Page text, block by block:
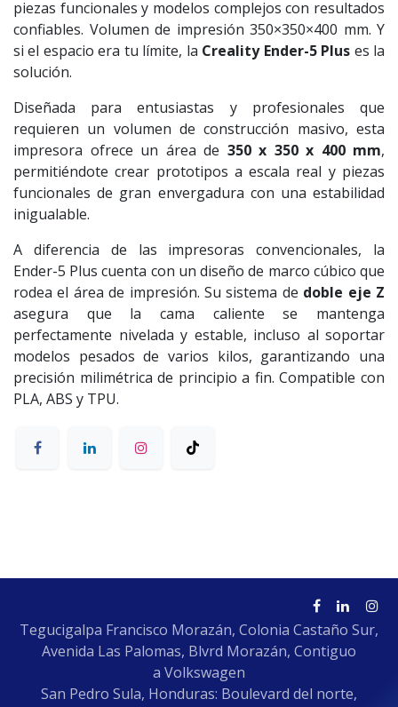
piezas funcionales y modelos complejos con resultados
confiables. Volumen de impresión 350×350×400 mm. Y
si el espacio era tu límite, la Creality Ender-5 Plus es la
solución.
Diseñada para entusiastas y profesionales que
requieren un volumen de construcción masivo, esta
impresora ofrece un área de 350 x 350 x 400 mm,
permitiéndote crear prototipos a escala real y piezas
funcionales de gran envergadura con una estabilidad
inigualable.
A diferencia de las impresoras convencionales, la
Ender-5 Plus cuenta con un diseño de marco cúbico que
rodea el área de impresión. Su sistema de doble eje Z
asegura que la cama caliente se mantenga
perfectamente nivelada y estable, incluso al soportar
modelos pesados de varios kilos, garantizando una
precisión milimétrica de principio a fin. Compatible con
PLA, ABS y TPU.
Tegucigalpa Francisco Morazán, Colonia Castaño Sur,
Avenida Las Palomas, Blvrd Morazán, Contiguo
a Volkswagen
San Pedro Sula, Honduras: Boulevard del norte,